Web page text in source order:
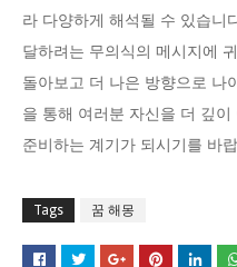
라 다양하게 해석될 수 있습니
달하려는 무의식의 메시지에
돌아보고 더 나은 방향으로 나
을 통해 여러분 자신을 더 깊
준비하는 계기가 되시기를 바
Tags 꿈 해몽